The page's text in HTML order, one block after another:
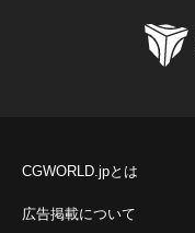
CGWORLD.jpとは
広告掲載について